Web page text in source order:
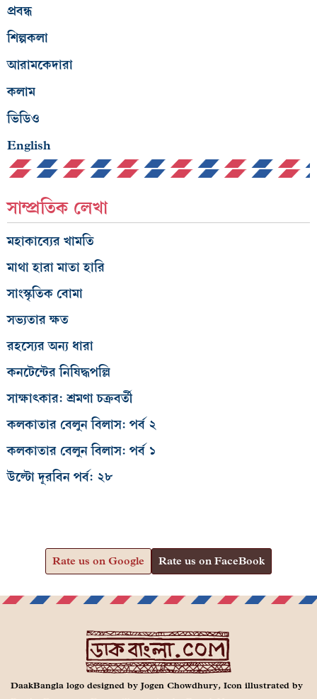
প্রবন্ধ
শিল্পকলা
আরামকেদারা
কলাম
ভিডিও
English
সাম্প্রতিক লেখা
মহাকাব্যের খামতি
মাথা হারা মাতা হারি
সাংস্কৃতিক বোমা
সভ্যতার ক্ষত
রহস্যের অন্য ধারা
কনটেন্টের নিষিদ্ধপল্লি
সাক্ষাৎকার: শ্রমণা চক্রবর্তী
কলকাতার বেলুন বিলাস: পর্ব ২
কলকাতার বেলুন বিলাস: পর্ব ১
উল্টো দূরবিন পর্ব: ২৮
Rate us on Google Rate us on FaceBook
DaakBangla logo designed by Jogen Chowdhury, Icon illustrated by